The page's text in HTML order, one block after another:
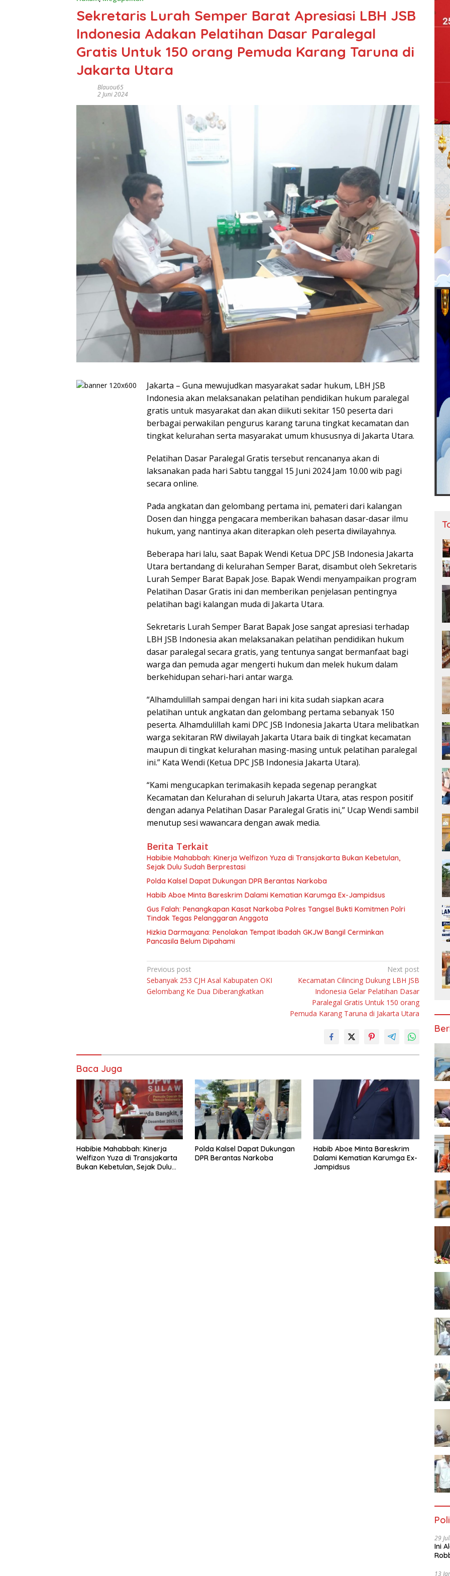
Sekretaris Lurah Semper Barat Apresiasi LBH JSB
Indonesia Adakan Pelatihan Dasar Paralegal
Gratis Untuk 150 orang Pemuda Karang Taruna di
Jakarta Utara
Blauou65
2 Juni 2024
Jakarta – Guna mewujudkan masyarakat sadar hukum, LBH JSB
Indonesia akan melaksanakan pelatihan pendidikan hukum paralegal
gratis untuk masyarakat dan akan diikuti sekitar 150 peserta dari
berbagai perwakilan pengurus karang taruna tingkat kecamatan dan
tingkat kelurahan serta masyarakat umum khususnya di Jakarta Utara.
Pelatihan Dasar Paralegal Gratis tersebut rencananya akan di
laksanakan pada hari Sabtu tanggal 15 Juni 2024 Jam 10.00 wib pagi
secara online.
Pada angkatan dan gelombang pertama ini, pemateri dari kalangan
Dosen dan hingga pengacara memberikan bahasan dasar-dasar ilmu
hukum, yang nantinya akan diterapkan oleh peserta diwilayahnya.
Beberapa hari lalu, saat Bapak Wendi Ketua DPC JSB Indonesia Jakarta
Utara bertandang di kelurahan Semper Barat, disambut oleh Sekretaris
Lurah Semper Barat Bapak Jose. Bapak Wendi menyampaikan program
Pelatihan Dasar Gratis ini dan memberikan penjelasan pentingnya
pelatihan bagi kalangan muda di Jakarta Utara.
Sekretaris Lurah Semper Barat Bapak Jose sangat apresiasi terhadap
LBH JSB Indonesia akan melaksanakan pelatihan pendidikan hukum
dasar paralegal secara gratis, yang tentunya sangat bermanfaat bagi
warga dan pemuda agar mengerti hukum dan melek hukum dalam
berkehidupan sehari-hari antar warga.
“Alhamdulillah sampai dengan hari ini kita sudah siapkan acara
pelatihan untuk angkatan dan gelombang pertama sebanyak 150
peserta. Alhamdulillah kami DPC JSB Indonesia Jakarta Utara melibatkan
warga sekitaran RW diwilayah Jakarta Utara baik di tingkat kecamatan
maupun di tingkat kelurahan masing-masing untuk pelatihan paralegal
ini.” Kata Wendi (Ketua DPC JSB Indonesia Jakarta Utara).
“Kami mengucapkan terimakasih kepada segenap perangkat
Kecamatan dan Kelurahan di seluruh Jakarta Utara, atas respon positif
dengan adanya Pelatihan Dasar Paralegal Gratis ini,” Ucap Wendi sambil
menutup sesi wawancara dengan awak media.
Berita Terkait
Habibie Mahabbah: Kinerja Welfizon Yuza di Transjakarta Bukan Kebetulan,
Sejak Dulu Sudah Berprestasi
Polda Kalsel Dapat Dukungan DPR Berantas Narkoba
Habib Aboe Minta Bareskrim Dalami Kematian Karumga Ex-Jampidsus
Gus Falah: Penangkapan Kasat Narkoba Polres Tangsel Bukti Komitmen Polri
Tindak Tegas Pelanggaran Anggota
Hizkia Darmayana: Penolakan Tempat Ibadah GKJW Bangil Cerminkan
Pancasila Belum Dipahami
Navigasi
pos
Previous post
Sebanyak 253 CJH Asal Kabupaten OKI
Gelombang Ke Dua Diberangkatkan
Next post
Kecamatan Cilincing Dukung LBH JSB
Indonesia Gelar Pelatihan Dasar
Paralegal Gratis Untuk 150 orang
Pemuda Karang Taruna di Jakarta Utara
Baca Juga
Habibie Mahabbah: Kinerja
Welfizon Yuza di Transjakarta
Bukan Kebetulan, Sejak Dulu
Polda Kalsel Dapat Dukungan
DPR Berantas Narkoba
Habib Aboe Minta Bareskrim
Dalami Kematian Karumga Ex-
Jampidsus
29
Ini
13